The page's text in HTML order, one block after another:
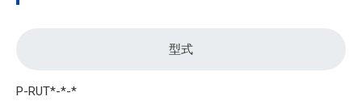
型式
P-RUT*-*-*